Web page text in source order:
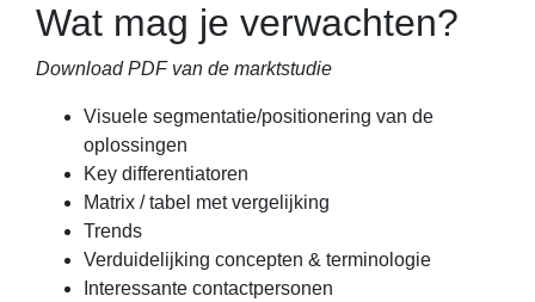
Wat mag je verwachten?
Download PDF van de marktstudie
Visuele segmentatie/positionering van de
oplossingen
Key differentiatoren
Matrix / tabel met vergelijking
Trends
Verduidelijking concepten & terminologie
Interessante contactpersonen